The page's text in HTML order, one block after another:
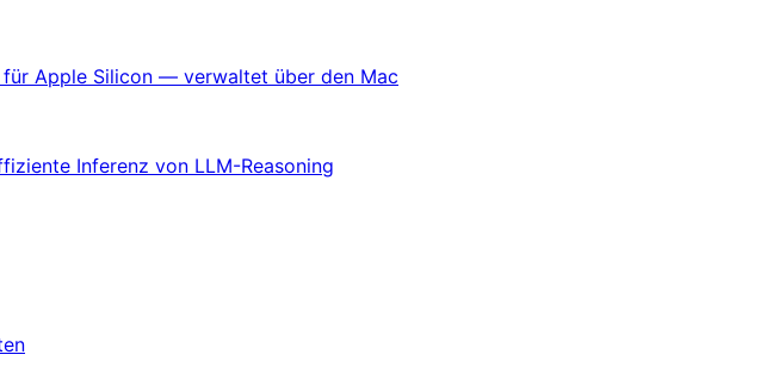
Apple Silicon — verwaltet über den Mac
Inferenz von LLM-Reasoning